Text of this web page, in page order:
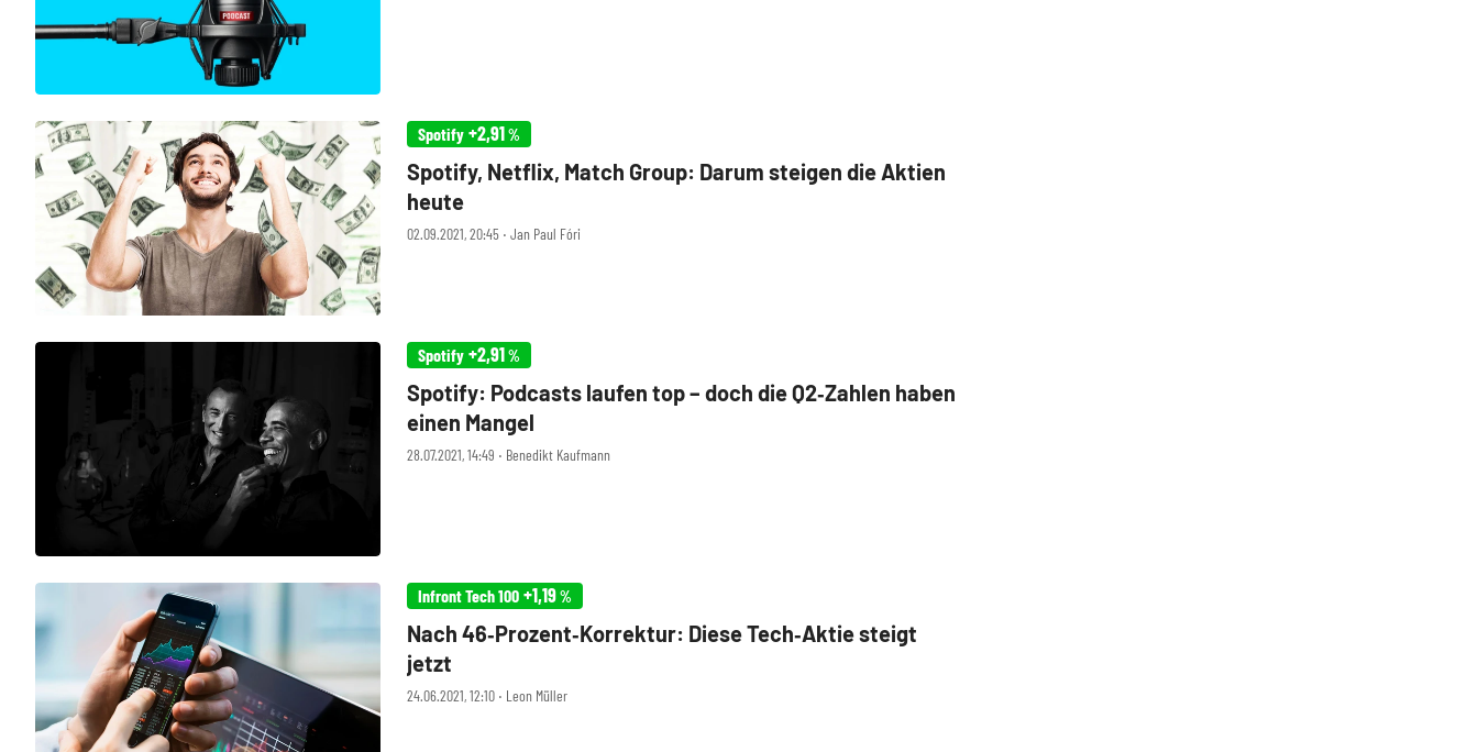
Spotify +2,91%
02.09.2021, 20:45 ‧ Jan Paul Fóri
Spotify, Netflix, Match Group: Darum steigen die Aktien
heute
Spotify +2,91%
28.07.2021, 14:49 ‧ Benedikt Kaufmann
Spotify: Podcasts laufen top – doch die Q2‑Zahlen haben
einen Mangel
Infront Tech 100 +1,19%
24.06.2021, 12:10 ‧ Leon Müller
Nach 46‑Prozent‑Korrektur: Diese Tech‑Aktie steigt
jetzt